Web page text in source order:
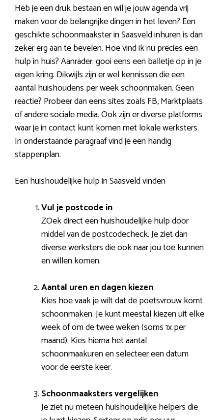
Heb je een druk bestaan en wil je jouw agenda vrij
maken voor de belangrijke dingen in het leven? Een
geschikte schoonmaakster in Saasveld inhuren is dan
zeker erg aan te bevelen. Hoe vind ik nu precies een
hulp in huis? Aanrader: gooi eens een balletje op in je
eigen kring. Dikwijls zijn er wel kennissen die een
aantal huishoudens per week schoonmaken. Geen
reactie? Probeer dan eens sites zoals FB, Marktplaats
of andere sociale media. Ook zijn er diverse platforms
waar je in contact kunt komen met lokale werksters.
In onderstaande paragraaf vind je een handig
stappenplan.
Een huishoudelijke hulp in Saasveld vinden
Vul je postcode in
ZOek direct een huishoudelijke hulp door
middel van de postcodecheck. Je ziet dan
diverse werksters die ook naar jou toe kunnen
en willen komen.
Aantal uren en dagen kiezen
Kies hoe vaak je wilt dat de poetsvrouw komt
schoonmaken. Je kunt meestal kiezen uit elke
week of om de twee weken (soms 1x per
maand). Kies hierna het aantal
schoonmaakuren en selecteer een datum
voor de eerste keer.
Schoonmaaksters vergelijken
Je ziet nu meteen huishoudelijke helpers die